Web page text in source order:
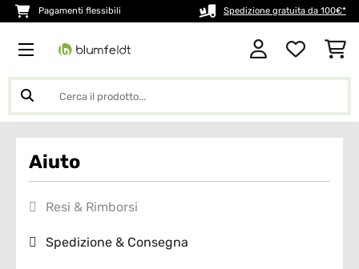
Pagamenti flessibili Spedizione gratuita da 100€*
Aiuto
Resi & Rimborsi
Spedizione & Consegna